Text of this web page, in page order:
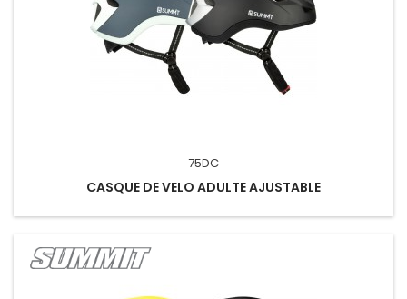
75DC
CASQUE DE VELO ADULTE AJUSTABLE